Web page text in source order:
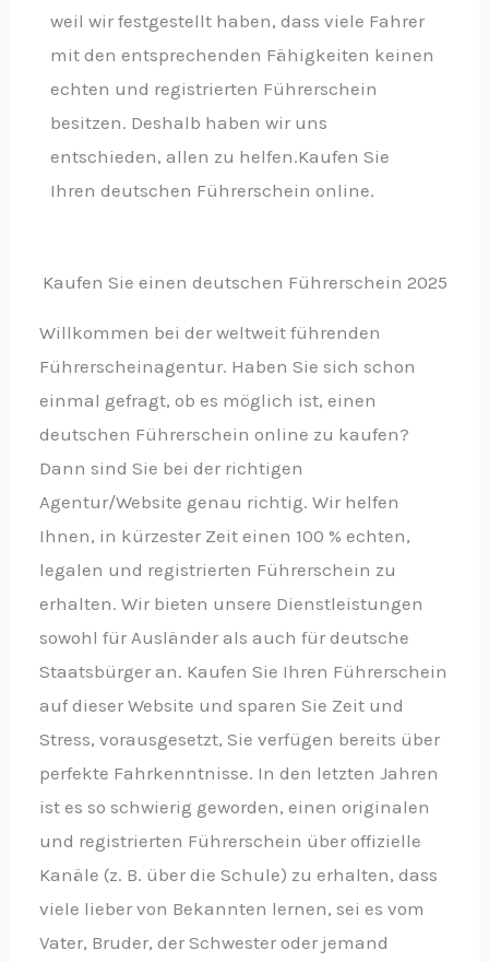
weil wir festgestellt haben, dass viele Fahrer
mit den entsprechenden Fähigkeiten keinen
echten und registrierten Führerschein
besitzen. Deshalb haben wir uns
entschieden, allen zu helfen.Kaufen Sie
Ihren deutschen Führerschein online.
Kaufen Sie einen deutschen Führerschein 2025
Willkommen bei der weltweit führenden
Führerscheinagentur. Haben Sie sich schon
einmal gefragt, ob es möglich ist, einen
deutschen Führerschein online zu kaufen?
Dann sind Sie bei der richtigen
Agentur/Website genau richtig. Wir helfen
Ihnen, in kürzester Zeit einen 100 % echten,
legalen und registrierten Führerschein zu
erhalten. Wir bieten unsere Dienstleistungen
sowohl für Ausländer als auch für deutsche
Staatsbürger an. Kaufen Sie Ihren Führerschein
auf dieser Website und sparen Sie Zeit und
Stress, vorausgesetzt, Sie verfügen bereits über
perfekte Fahrkenntnisse. In den letzten Jahren
ist es so schwierig geworden, einen originalen
und registrierten Führerschein über offizielle
Kanäle (z. B. über die Schule) zu erhalten, dass
viele lieber von Bekannten lernen, sei es vom
Vater, Bruder, der Schwester oder jemand